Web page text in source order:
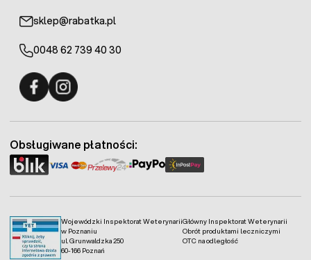
sklep@rabatka.pl
0048 62 739 40 30
Wojewódzki Inspektorat Weterynarii
w Poznaniu
ul. Grunwaldzka 250
60-166 Poznań
Główny Inspektorat Weterynarii
Obrót produktami leczniczymi
OTC na odległość
Obsługiwane płatności: